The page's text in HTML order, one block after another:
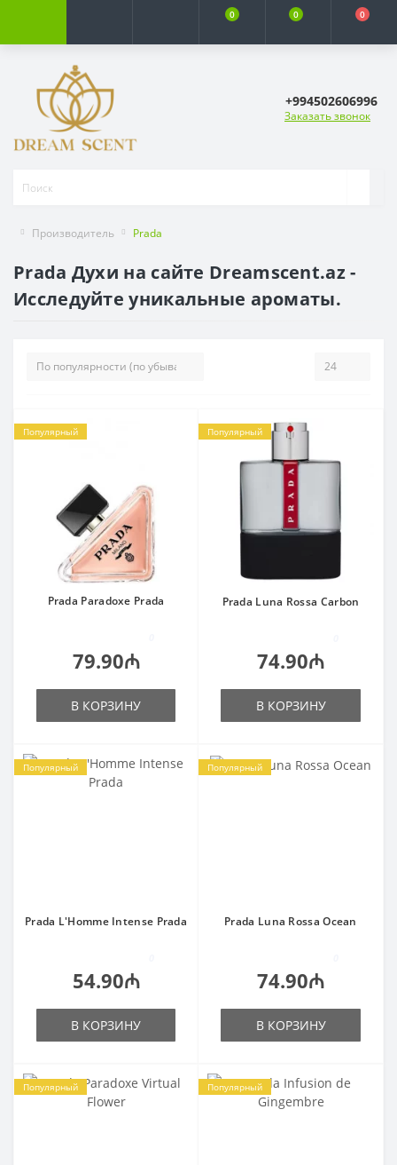
0 0 0
+994502606996
Заказать звонок
Производитель Prada
Prada Духи на сайте Dreamscent.az -
Исследуйте уникальные ароматы.
Популярный
Prada Paradoxe Prada
79.90₼
В КОРЗИНУ
Популярный
Prada Luna Rossa Carbon
74.90₼
В КОРЗИНУ
Популярный
Prada L'Homme Intense Prada
54.90₼
В КОРЗИНУ
Популярный
Prada Luna Rossa Ocean
74.90₼
В КОРЗИНУ
Популярный Популярный